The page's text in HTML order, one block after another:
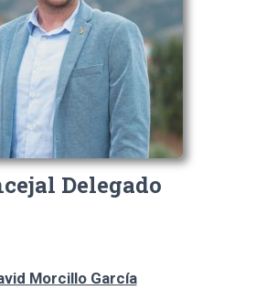
Delegado
Morcillo García